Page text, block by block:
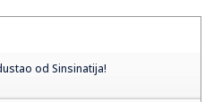
od Sinsinatija!